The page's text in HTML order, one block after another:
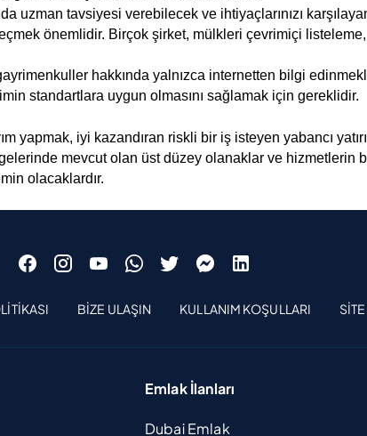
uzman tavsiyesi verebilecek ve ihtiyaçlarınızı
önemlidir. Birçok şirket, mülkleri çevrimiçi
hakkında yalnızca internetten bilgi
standartlara uygun olmasını sağlamak için gereklidir.
yapmak, iyi kazandıran riskli bir iş isteyen yabancı
mevcut olan üst düzey olanaklar ve hizmetlerin
olacaklardır.
BIZE ULAŞIN KULLANIM KOŞULLARI
Emlak İlanları
Dubai Emlak